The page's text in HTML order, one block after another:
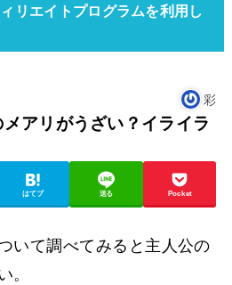
リエイトプログラムを利用し
彩
アリがうざい？イライラ
はてブ 送る Pocket
いて調べてみると主人公の
。